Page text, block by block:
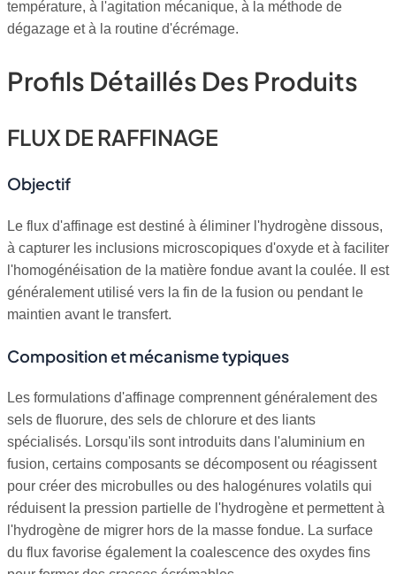
température, à l'agitation mécanique, à la méthode de
dégazage et à la routine d'écrémage.
Profils Détaillés Des Produits
FLUX DE RAFFINAGE
Objectif
Le flux d'affinage est destiné à éliminer l'hydrogène dissous,
à capturer les inclusions microscopiques d'oxyde et à faciliter
l'homogénéisation de la matière fondue avant la coulée. Il est
généralement utilisé vers la fin de la fusion ou pendant le
maintien avant le transfert.
Composition et mécanisme typiques
Les formulations d'affinage comprennent généralement des
sels de fluorure, des sels de chlorure et des liants
spécialisés. Lorsqu'ils sont introduits dans l'aluminium en
fusion, certains composants se décomposent ou réagissent
pour créer des microbulles ou des halogénures volatils qui
réduisent la pression partielle de l'hydrogène et permettent à
l'hydrogène de migrer hors de la masse fondue. La surface
du flux favorise également la coalescence des oxydes fins